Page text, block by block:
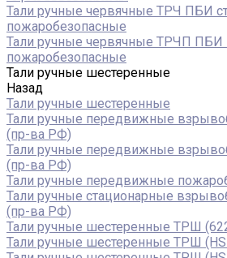
Тали ручные червячные ТРЧ ПБИ
пожаробезопасные
Тали ручные червячные ТРЧП
пожаробезопасные
Тали ручные шестеренные
Назад
Тали ручные шестеренные
Тали ручные передвижные
(пр-ва РФ)
Тали ручные передвижные
(пр-ва РФ)
Тали ручные передвижные
Тали ручные стационарные
(пр-ва РФ)
Тали ручные шестеренные ТРШ
Тали ручные шестеренные ТРШ